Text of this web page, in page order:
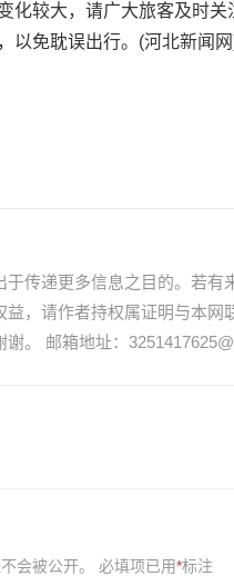
化较大，请广大旅客及时关
以免耽误出行。(河北新闻
于传递更多信息之目的。若有
益，请作者持权属证明与本网
谢。 邮箱地址：
会被公开。 必填项已用*标注